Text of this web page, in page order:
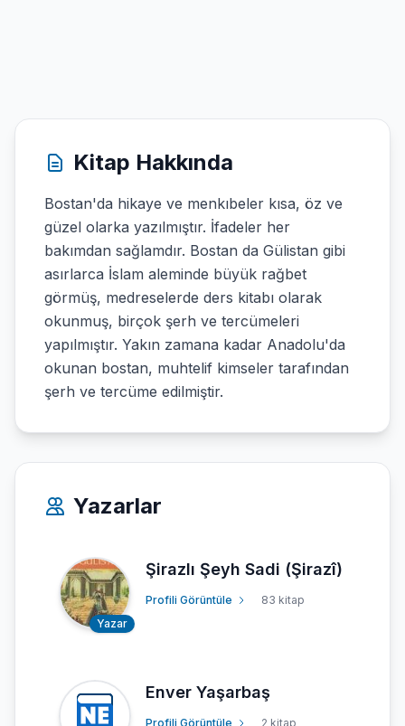
Kitap Hakkında
Bostan'da hikaye ve menkıbeler kısa, öz ve
güzel olarka yazılmıştır. İfadeler her
bakımdan sağlamdır. Bostan da Gülistan gibi
asırlarca İslam aleminde büyük rağbet
görmüş, medreselerde ders kitabı olarak
okunmuş, birçok şerh ve tercümeleri
yapılmıştır. Yakın zamana kadar Anadolu'da
okunan bostan, muhtelif kimseler tarafından
şerh ve tercüme edilmiştir.
Yazarlar
Yazar
Şirazlı Şeyh Sadi (Şirazî)
Profili Görüntüle 83 kitap
Enver Yaşarbaş
Profili Görüntüle 2 kitap